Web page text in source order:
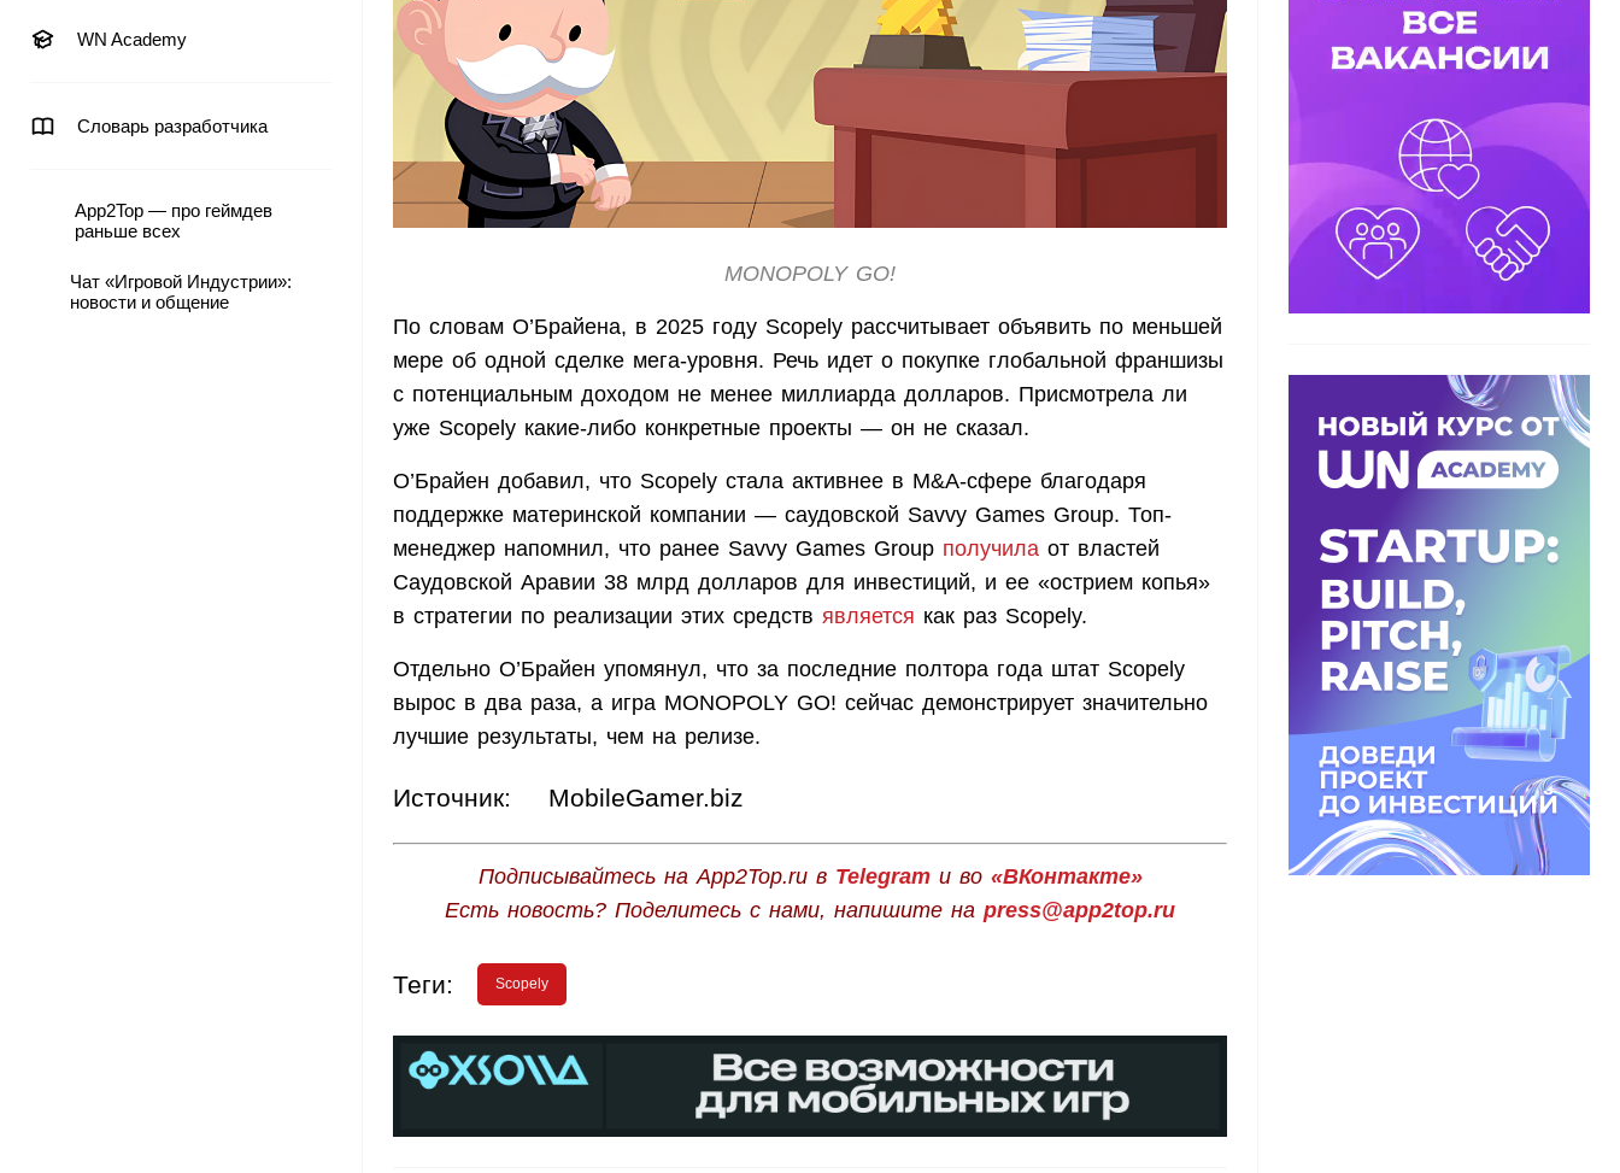
WN Academy
Словарь разработчика
App2Top — про геймдев
раньше всех
Чат «Игровой Индустрии»:
новости и общение
MONOPOLY GO!
По словам О’Брайена, в 2025 году Scopely рассчитывает объявить по меньшей
мере об одной сделке мега-уровня. Речь идет о покупке глобальной франшизы
с потенциальным доходом не менее миллиарда долларов. Присмотрела ли
уже Scopely какие-либо конкретные проекты — он не сказал.
О’Брайен добавил, что Scopely стала активнее в M&A-сфере благодаря
поддержке материнской компании — саудовской Savvy Games Group. Топ-
менеджер напомнил, что ранее Savvy Games Group получила от властей
Саудовской Аравии 38 млрд долларов для инвестиций, и ее «острием копья»
в стратегии по реализации этих средств является как раз Scopely.
Отдельно О’Брайен упомянул, что за последние полтора года штат Scopely
вырос в два раза, а игра MONOPOLY GO! сейчас демонстрирует значительно
лучшие результаты, чем на релизе.
Источник: MobileGamer.biz
Подписывайтесь на App2Top.ru в Telegramи во «ВКонтакте»
Есть новость? Поделитесь с нами, напишите на press@app2top.ru
Теги: Scopely